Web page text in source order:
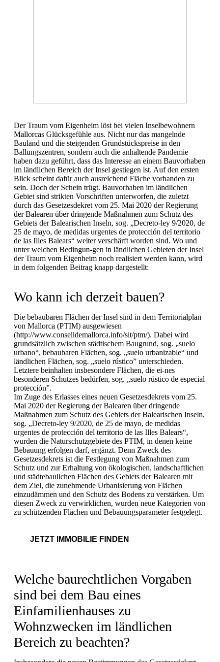
Der Traum vom Eigenheim löst bei vielen Inselbewohnern
Mallorcas Glücksgefühle aus. Nicht nur das mangelnde
Bauland und die steigenden Grundstückspreise in den
Ballungszentren, sondern auch die anhaltende Pandemie
haben dazu geführt, dass das Interesse an einem Bauvorhaben
im ländlichen Bereich der Insel gestiegen ist. Auf den ersten
Blick scheint dafür auch ausreichend Fläche vorhanden zu
sein. Doch der Schein trügt. Bauvorhaben im ländlichen
Gebiet sind strikten Vorschriften unterworfen, die zuletzt
durch das Gesetzesdekret vom 25. Mai 2020 der Regierung
der Balearen über dringende Maßnahmen zum Schutz des
Gebiets der Balearischen Inseln, sog. „Decreto-ley 9/2020, de
25 de mayo, de medidas urgentes de protección del territorio
de las Illes Balears“ weiter verschärft worden sind. Wo und
unter welchen Bedingun-gen in ländlichen Gebieten der Insel
der Traum vom Eigenheim noch realisiert werden kann, wird
in dem folgenden Beitrag knapp dargestellt:
Wo kann ich derzeit bauen?
Die bebaubaren Flächen der Insel sind in dem Territorialplan
von Mallorca (PTIM) ausgewiesen
(http://www.conselldemallorca.info/sit/ptm/). Dabei wird
grundsätzlich zwischen städtischem Baugrund, sog. „suelo
urbano“, bebaubaren Flächen, sog. „suelo urbanizable“ und
ländlichen Flächen, sog. „suelo rústico” unterschieden.
Letztere beinhalten insbesondere Flächen, die ei-nes
besonderen Schutzes bedürfen, sog. „suelo rústico de especial
protección”.
Im Zuge des Erlasses eines neuen Gesetzesdekrets vom 25.
Mai 2020 der Regierung der Balearen über dringende
Maßnahmen zum Schutz des Gebiets der Balearischen Inseln,
sog. „Decreto-ley 9/2020, de 25 de mayo, de medidas
urgentes de protección del territorio de las Illes Balears“,
wurden die Naturschutzgebiete des PTIM, in denen keine
Bebauung erfolgen darf, ergänzt. Denn Zweck des
Gesetzesdekrets ist die Festlegung von Maßnahmen zum
Schutz und zur Erhaltung von ökologischen, landschaftlichen
und städtebaulichen Flächen des Gebiets der Balearen mit
dem Ziel, die zunehmende Urbanisierung von Flächen
einzudämmen und den Schutz des Bodens zu verstärken. Um
diesen Zweck zu verwirklichen, wurden neue Kategorien von
zu schützenden Flächen und Bebauungsparameter festgelegt.
JETZT IMMOBILIE FINDEN
Welche baurechtlichen Vorgaben
sind bei dem Bau eines
Einfamilienhauses zu
Wohnzwecken im ländlichen
Bereich zu beachten?